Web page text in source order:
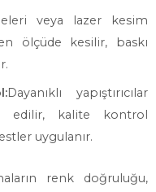
veya lazer kesim
ölçüde kesilir, baskı
Dayanıklı yapıştırıcılar
edilir, kalite kontrol
uygulanır.
renk doğruluğu,